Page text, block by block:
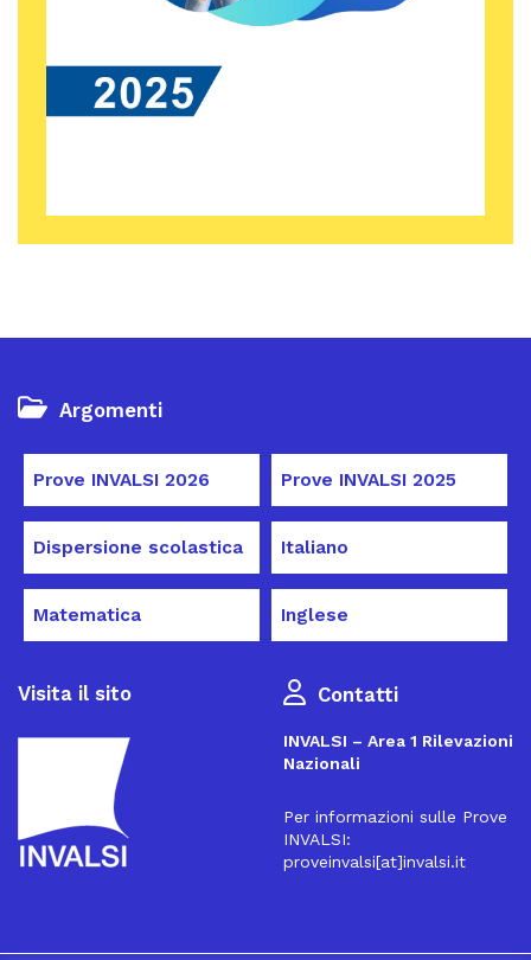
Argomenti
Prove INVALSI 2026 Prove INVALSI 2025
Dispersione scolastica Italiano
Matematica Inglese
Visita il sito Contatti
INVALSI – Area 1 Rilevazioni
Nazionali
Per informazioni sulle Prove
INVALSI:
proveinvalsi[at]invalsi.it